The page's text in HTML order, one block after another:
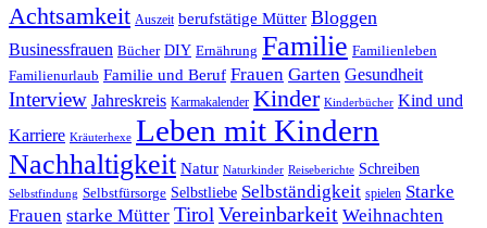
Achtsamkeit Auszeit berufstätige Mütter Bloggen
Businessfrauen Bücher DIY Ernährung Familie Familienleben
Familienurlaub Familie und Beruf Frauen Garten Gesundheit
Interview Jahreskreis Karmakalender Kinder Kinderbücher Kind und
Karriere Kräuterhexe Leben mit Kindern
Nachhaltigkeit Natur Naturkinder Reiseberichte Schreiben
Selbstfindung Selbstfürsorge Selbstliebe Selbständigkeit spielen Starke
Frauen starke Mütter Tirol Vereinbarkeit Weihnachten